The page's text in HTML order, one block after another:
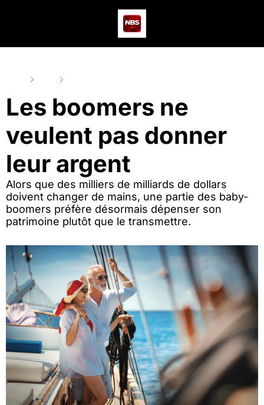
Les boomers ne
veulent pas donner
leur argent
Alors que des milliers de milliards de dollars
doivent changer de mains, une partie des baby-
boomers préfère désormais dépenser son
patrimoine plutôt que le transmettre.